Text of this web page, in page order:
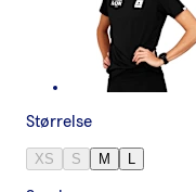
Størrelse
XS S M L